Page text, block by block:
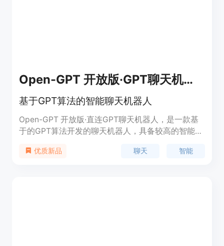
Open-GPT 开放版·GPT聊天机器人
基于GPT算法的智能聊天机器人
Open-GPT 开放版·直连GPT聊天机器人，是一款基
于的GPT算法开发的聊天机器人，具备较高的智能度
询等多种交互，为用户提供更加便利和快捷的服务。
优质新品 聊天 智能